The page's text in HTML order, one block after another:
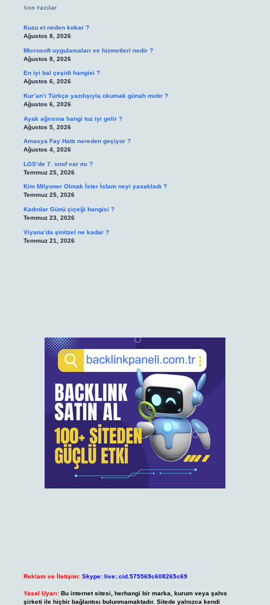
Son Yazılar
Kuzu et neden kokar ?
Ağustos 8, 2026
Microsoft uygulamaları ve hizmetleri nedir ?
Ağustos 8, 2026
En iyi bal çeşidi hangisi ?
Ağustos 6, 2026
Kur’an’ı Türkçe yazılışıyla okumak günah mıdır ?
Ağustos 6, 2026
Ayak ağrısına hangi tuz iyi gelir ?
Ağustos 5, 2026
Amasya Fay Hattı nereden geçiyor ?
Ağustos 4, 2026
LGS’de 7. sınıf var mı ?
Temmuz 25, 2026
Kim Milyoner Olmak İster İslam neyi yasakladı ?
Temmuz 25, 2026
Kadınlar Günü çiçeği hangisi ?
Temmuz 23, 2026
Viyana’da şinitzel ne kadar ?
Temmuz 21, 2026
Reklam ve İletişim: Skype: live:.cid.575569c608265c69
Yasal Uyarı: Bu internet sitesi, herhangi bir marka, kurum veya şahıs
şirketi ile hiçbir bağlantısı bulunmamaktadır. Sitede yalnızca kendi